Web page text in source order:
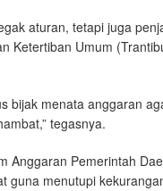
aturan, tetapi juga
Ketertiban Umum
bijak menata anggaran
tegasnya.
Anggaran Pemerintah
guna menutupi